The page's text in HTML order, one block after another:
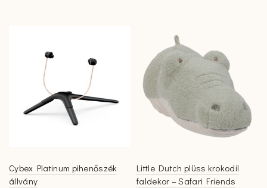
Cybex Platinum pihenőszék
állvány
Little Dutch plüss krokodil
faldekor – Safari Friends